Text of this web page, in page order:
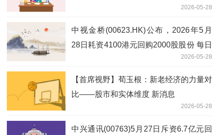
2026-05-28
中视金桥(00623.HK)公布，2026年5月
28日耗资4100港元回购2000股股份 每日
2026-05-28
【首席视野】荀玉根：新老经济的力量对
比——股市和实体维度 新消息
2026-05-28
中兴通讯(00763)5月27日斥资6.7亿元回